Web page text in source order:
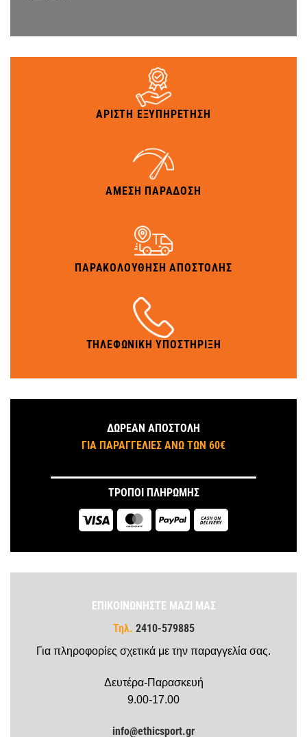
ΑΡΙΣΤΗ ΕΞΥΠΗΡΕΤΗΣΗ
ΑΜΕΣΗ ΠΑΡΑΔΟΣΗ
ΠΑΡΑΚΟΛΟΥΘΗΣΗ ΑΠΟΣΤΟΛΗΣ
ΤΗΛΕΦΩΝΙΚΗ ΥΠΟΣΤΗΡΙΞΗ
ΔΩΡΕΑΝ ΑΠΟΣΤΟΛΗ
ΓΙΑ ΠΑΡΑΓΓΕΛΙΕΣ ΑΝΩ ΤΩΝ 60€
ΤΡΟΠΟΙ ΠΛΗΡΩΜΗΣ
Visa MasterCardPayPal
Delivery
ΕΠΙΚΟΙΝΩΝΗΣΤΕ ΜΑΖΙ ΜΑΣ
Τηλ. 2410-579885
Για πληροφορίες σχετικά με την παραγγελία σας.
Δευτέρα-Παρασκευή
9.00-17.00
info@ethicsport.gr